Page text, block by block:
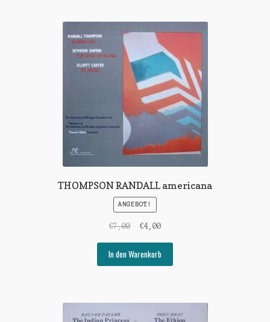
THOMPSON RANDALL americana
ANGEBOT!
€7,00
Ursprünglicher
war:
€7,00
€4,00Aktueller
ist:
€4,00.
In den Warenkorb